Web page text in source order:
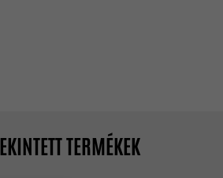
TERMÉKEK